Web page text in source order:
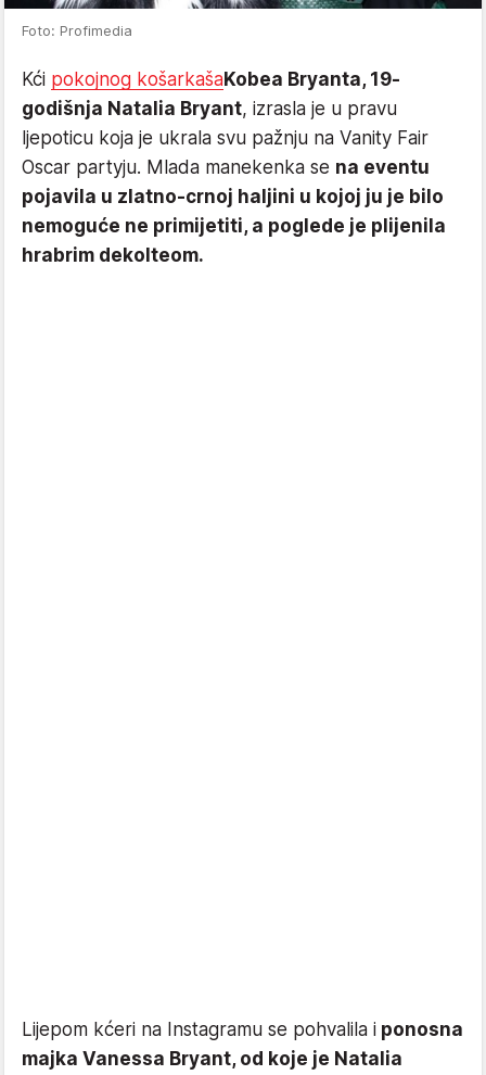
Foto: Profimedia
Kći pokojnog košarkašaKobea Bryanta, 19-
godišnja Natalia Bryant, izrasla je u pravu
ljepoticu koja je ukrala svu pažnju na Vanity Fair
Oscar partyju. Mlada manekenka se na eventu
pojavila u zlatno-crnoj haljini u kojoj ju je bilo
nemoguće ne primijetiti, a poglede je plijenila
hrabrim dekolteom.
Lijepom kćeri na Instagramu se pohvalila i ponosna
majka Vanessa Bryant, od koje je Natalia